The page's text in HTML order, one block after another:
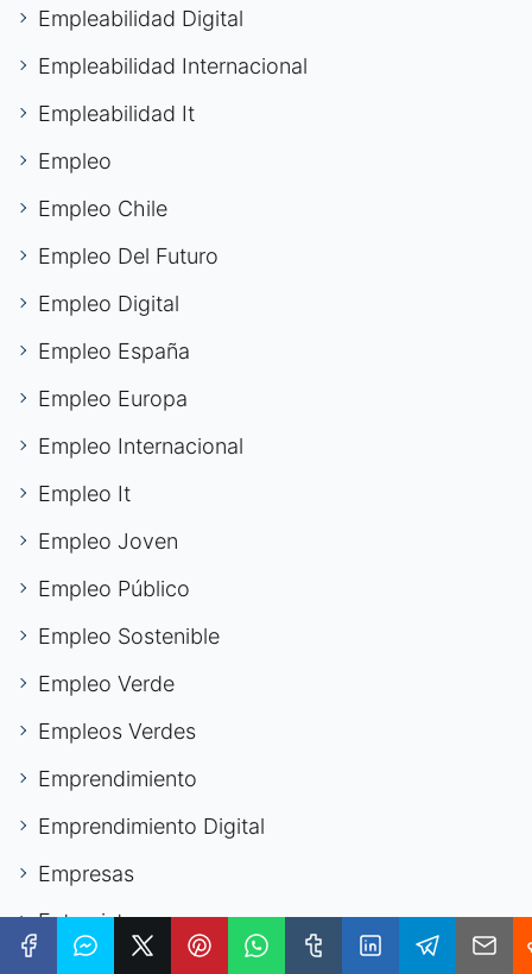
Empleabilidad Digital
Empleabilidad Internacional
Empleabilidad It
Empleo
Empleo Chile
Empleo Del Futuro
Empleo Digital
Empleo España
Empleo Europa
Empleo Internacional
Empleo It
Empleo Joven
Empleo Público
Empleo Sostenible
Empleo Verde
Empleos Verdes
Emprendimiento
Emprendimiento Digital
Empresas
Entrevistas